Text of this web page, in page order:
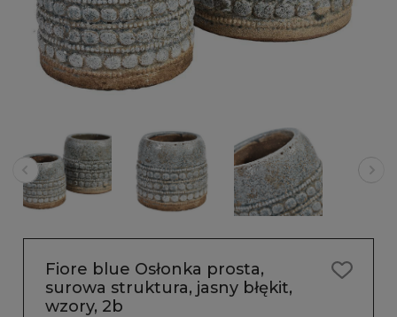
Fiore blue Osłonka prosta,
surowa struktura, jasny błękit,
wzory, 2b